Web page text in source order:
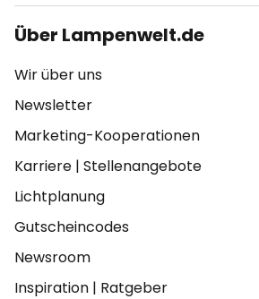
Über Lampenwelt.de
Wir über uns
Newsletter
Marketing-Kooperationen
Karriere | Stellenangebote
Lichtplanung
Gutscheincodes
Newsroom
Inspiration | Ratgeber